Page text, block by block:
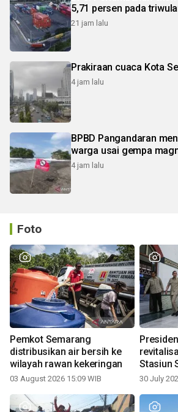
5,71 persen pada
21 jam lalu
Prakiraan cuaca Kota
4 jam lalu
BPBD Pangandaran
warga usai gempa
4 jam lalu
Foto
Pemkot Semarang
distribusikan air bersih ke
wilayah rawan kekeringan
03 August 2026 15:09 WIB
Stasiun
30 July